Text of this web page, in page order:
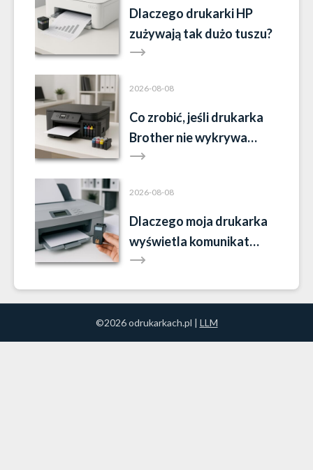
Dlaczego drukarki HP
zużywają tak dużo tuszu?
2026-08-08
Co zrobić, jeśli drukarka
Brother nie wykrywa
tuszu?
2026-08-08
Dlaczego moja drukarka
wyświetla komunikat
„brak tuszu”, mimo że tusz
©2026 odrukarkach.pl | LLM